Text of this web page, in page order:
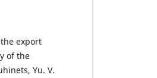
export
of the
Yu. V.